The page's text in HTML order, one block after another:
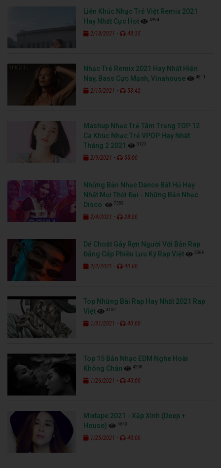
Liên Khúc Nhạc Trẻ Việt Remix 2021
Hay Nhất Cực Hot
4994
2/18/2021 - 48:35
Nhạc Trẻ Remix 2021 Hay Nhất Hiện
Nay, Bass Cực Mạnh, Vinahouse
4811
2/15/2021 - 53:42
Mashup Nhạc Trẻ Tâm Trạng TOP 12
Ca Khúc Nhạc Trẻ VPOP Hay Nhất
Tháng 2 2021
5123
2/9/2021 - 55:00
Những Bản Nhạc Dance Bất Hủ Hay
Nhất Mọi Thời Đại - Những Bản Nhạc
Disco
7359
2/4/2021 - 28:00
Dế Choắt Gây Rợn Người Với Bản Rap
Đẳng Cấp Phiêu Lưu Ký Rap Việt
3586
2/2/2021 - 40:00
Top Những Bài Rap Hay Nhất 2021 Rap
Việt
4102
1/31/2021 - 40:00
Top 15 Bản Nhạc EDM Nghe Hoài
Không Chán
4298
1/26/2021 - 40:00
Mixtape 2021 - Xập Xình (Deep +
House)
4643
1/25/2021 - 43:00